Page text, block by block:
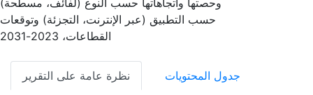
وحصتها واتجاهاتها حسب النوع (لفائف، مسطحة)
حسب التطبيق (عبر الإنترنت، التجزئة) وتوقعات
القطاعات، 2023-2031
نظرة عامة على التقرير جدول المحتويات